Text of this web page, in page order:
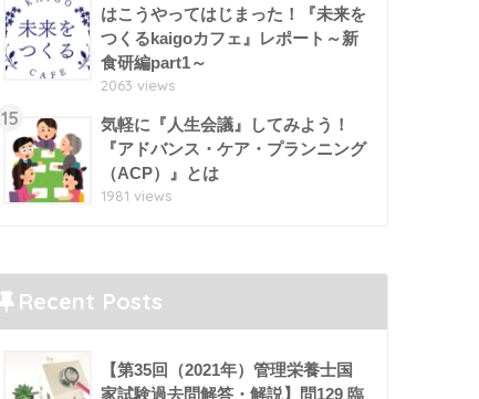
はこうやってはじまった！『未来を
つくるkaigoカフェ』レポート～新
食研編part1～
2063 views
15
気軽に『人生会議』してみよう！
『アドバンス・ケア・プランニング
（ACP）』とは
1981 views
Recent Posts
【第35回（2021年）管理栄養士国
家試験過去問解答・解説】問129 臨